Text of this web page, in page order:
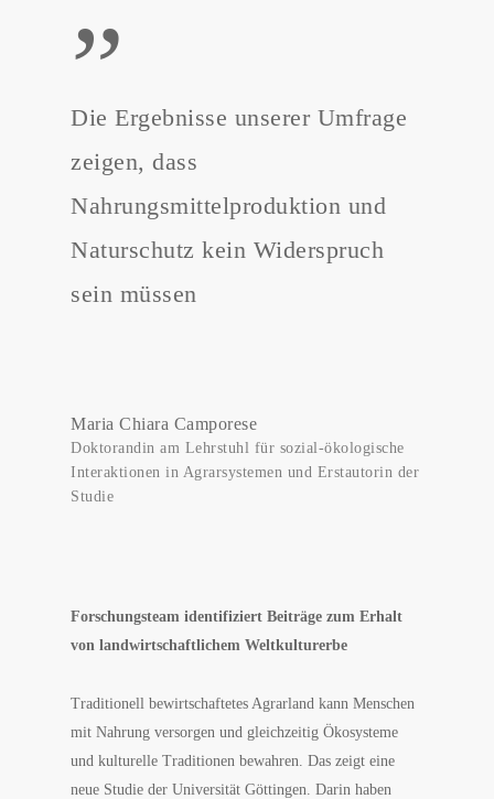
”
Die Ergebnisse unserer Umfrage
zeigen, dass
Nahrungsmittelproduktion und
Naturschutz kein Widerspruch
sein müssen
Maria Chiara Camporese
Doktorandin am Lehrstuhl für sozial-ökologische
Interaktionen in Agrarsystemen und Erstautorin der
Studie
Forschungsteam identifiziert Beiträge zum Erhalt
von landwirtschaftlichem Weltkulturerbe
Traditionell bewirtschaftetes Agrarland kann Menschen
mit Nahrung versorgen und gleichzeitig Ökosysteme
und kulturelle Traditionen bewahren. Das zeigt eine
neue Studie der Universität Göttingen. Darin haben